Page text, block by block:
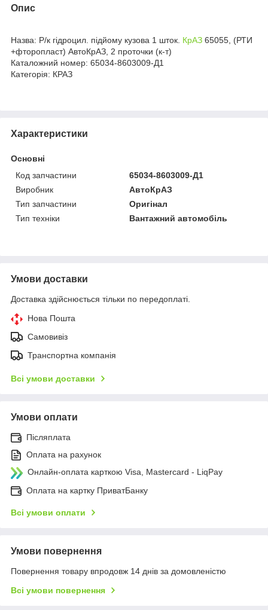
Опис
Назва: Р/к гідроцил. підйому кузова 1 шток. КрАЗ 65055, (РТИ
+фторопласт) АвтоКрАЗ, 2 проточки (к-т)
Каталожний номер: 65034-8603009-Д1
Категорія: КРАЗ
Характеристики
Основні
Код запчастини
65034-8603009-Д1
Виробник
АвтоКрАЗ
Тип запчастини
Оригінал
Тип техніки
Вантажний автомобіль
Умови доставки
Доставка здійснюється тільки по передоплаті.
Нова Пошта
Самовивіз
Транспортна компанія
Всі умови доставки
Умови оплати
Післяплата
Оплата на рахунок
Онлайн-оплата карткою Visa, Mastercard - LiqPay
Оплата на картку ПриватБанку
Всі умови оплати
Умови повернення
Повернення товару впродовж 14 днів за домовленістю
Всі умови повернення